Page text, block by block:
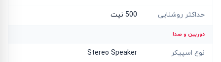
حداکثر روشنایی 500 نیت
دوربین و صدا
نوع اسپیکر Stereo Speaker